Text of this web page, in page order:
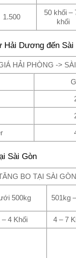
1.500
50 khối –
khối
Hải Dương đến Sài
HẢI PHÒNG ->
Sài Gòn
BO TẠI SÀI
500kg 501kg
– 4 Khối 4 – 7